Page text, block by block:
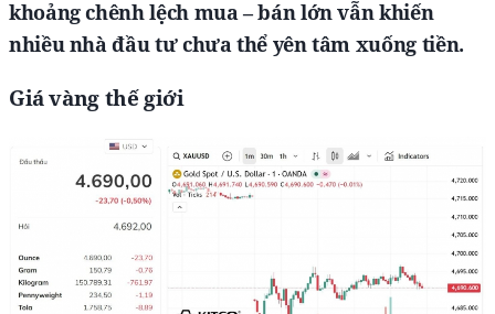
khoảng chênh lệch mua – bán lớn vẫn khiến
nhiều nhà đầu tư chưa thể yên tâm xuống tiền.
Giá vàng thế giới